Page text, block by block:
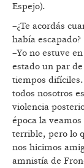
Espejo).
–¿Te acordás
había escapado?
–Yo no estuve
estado un par
tiempos
todos nosotros
violencia
época la
terrible, pero lo
nos hicimos
amnistía de